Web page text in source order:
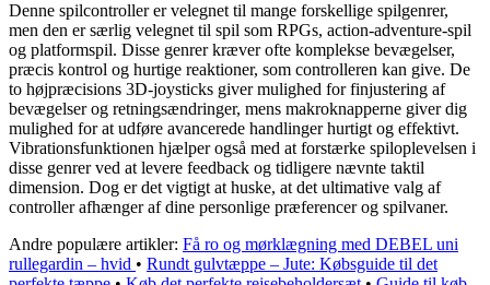
Denne spilcontroller er velegnet til mange forskellige spilgenrer,
men den er særlig velegnet til spil som RPGs, action-adventure-spil
og platformspil. Disse genrer kræver ofte komplekse bevægelser,
præcis kontrol og hurtige reaktioner, som controlleren kan give. De
to højpræcisions 3D-joysticks giver mulighed for finjustering af
bevægelser og retningsændringer, mens makroknapperne giver dig
mulighed for at udføre avancerede handlinger hurtigt og effektivt.
Vibrationsfunktionen hjælper også med at forstærke spiloplevelsen i
disse genrer ved at levere feedback og tidligere nævnte taktil
dimension. Dog er det vigtigt at huske, at det ultimative valg af
controller afhænger af dine personlige præferencer og spilvaner.
Andre populære artikler: Få ro og mørklægning med DEBEL uni
rullegardin – hvid • Rundt gulvtæppe – Jute: Købsguide til det